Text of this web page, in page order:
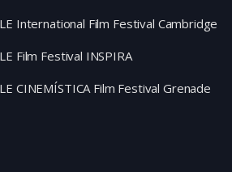
International Film Festival Cambridge
Film Festival INSPIRA
CINEMÍSTICA Film Festival Grenade